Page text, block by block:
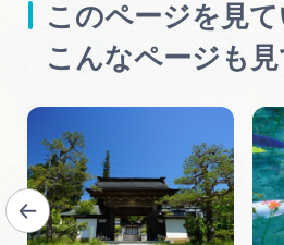
このページを見て
こんなページも